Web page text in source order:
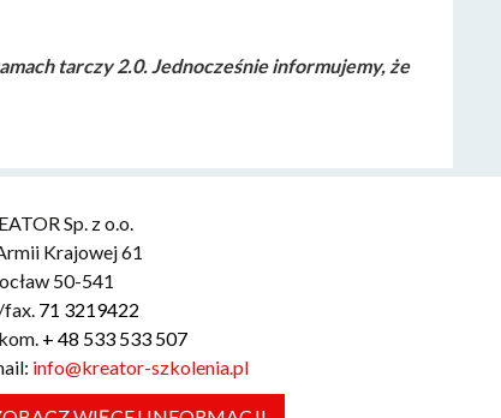
tarczy 2.0. Jednocześnie informujemy, że
Sp. z o.o.
Krajowej 61
50-541
71 3219422
+ 48 533 533 507
info@kreator-szkolenia.pl